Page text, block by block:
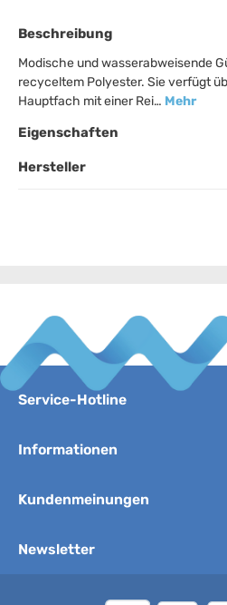
Beschreibung
Modische und wasserabweisende
recyceltem Polyester. Sie verfügt
Hauptfach mit einer Rei… Mehr
Eigenschaften
Hersteller
Service-Hotline
Informationen
Kundenmeinungen
Newsletter